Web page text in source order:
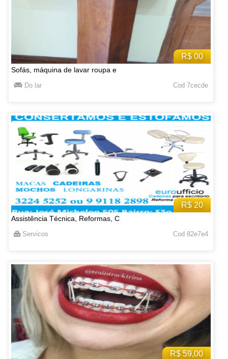
R$ 00
Sofás, máquina de lavar roupa e
Do lar Cod 7cecde
R$ 20
Assistência Técnica, Reformas, C
Servicos Cod 82e7e4
R$ 59,00